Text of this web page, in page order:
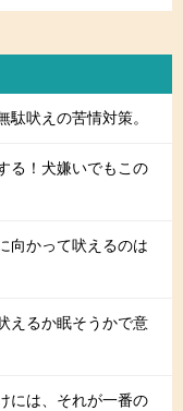
吠えの苦情対策。
る！犬嫌いでもこの
向かって吠えるのは
えるか眠そうかで意
には、それが一番の